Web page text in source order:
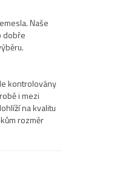
Naše
dobře
kontrolovány
i mezi
na kvalitu
rozměr